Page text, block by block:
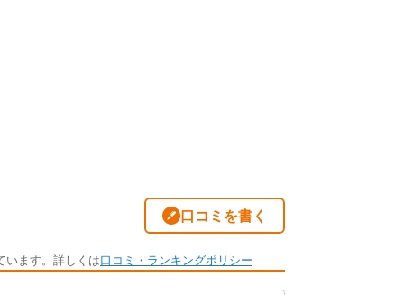
口コミを書く
います。詳しくは口コミ・ランキングポリシー